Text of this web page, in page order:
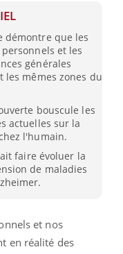
démontre que les
et les
générales
les mêmes zones du
bouscule les
actuelles sur la
l'humain.
faire évoluer la
de maladies
et nos
en réalité des